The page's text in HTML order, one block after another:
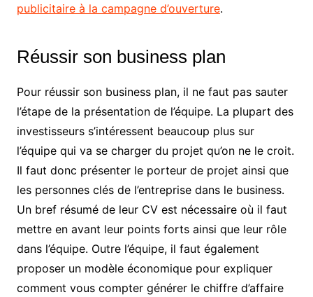
publicitaire à la campagne d’ouverture.
Réussir son business plan
Pour réussir son business plan, il ne faut pas sauter
l’étape de la présentation de l’équipe. La plupart des
investisseurs s’intéressent beaucoup plus sur
l’équipe qui va se charger du projet qu’on ne le croit.
Il faut donc présenter le porteur de projet ainsi que
les personnes clés de l’entreprise dans le business.
Un bref résumé de leur CV est nécessaire où il faut
mettre en avant leur points forts ainsi que leur rôle
dans l’équipe. Outre l’équipe, il faut également
proposer un modèle économique pour expliquer
comment vous compter générer le chiffre d’affaire